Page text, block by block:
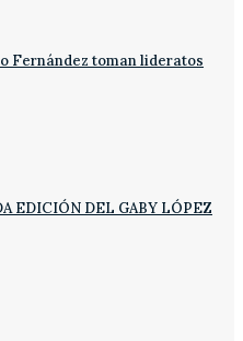
Fernández toman lideratos
EDICIÓN DEL GABY LÓPEZ